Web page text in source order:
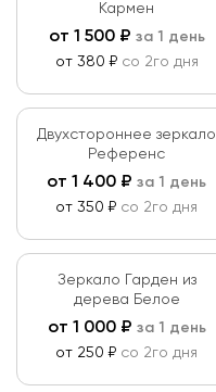
Кармен
от 1 500₽ за 1 день
от 380 ₽ со 2го дня
Двухстороннее зеркало
Референс
от 1 400 ₽ за 1 день
от 350 ₽ со 2го дня
Зеркало Гарден из
дерева Белое
от 1 000₽ за 1 день
от 250 ₽ со 2го дня